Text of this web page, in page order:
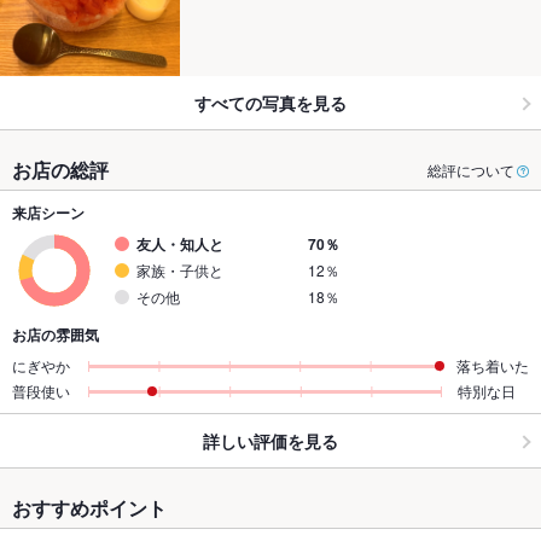
すべての写真を見る
お店の総評 総評について
来店シーン
友人・知人と
70％
家族・子供と
12％
その他
18％
お店の雰囲気
にぎやか
落ち着いた
普段使い
特別な日
詳しい評価を見る
おすすめポイント